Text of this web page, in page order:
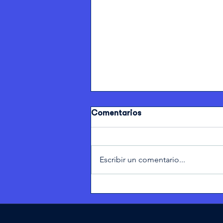
Comentarios
Escribir un comentario...